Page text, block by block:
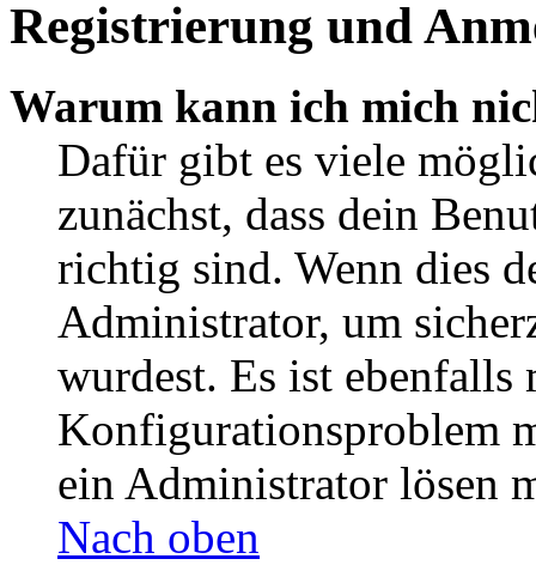
Registrierung und
Warum kann ich mich
Dafür gibt es viele
zunächst, dass dein
richtig sind. Wenn dies
Administrator, um
wurdest. Es ist ebenfalls
Konfigurationsproblem
ein Administrator lösen
Nach oben